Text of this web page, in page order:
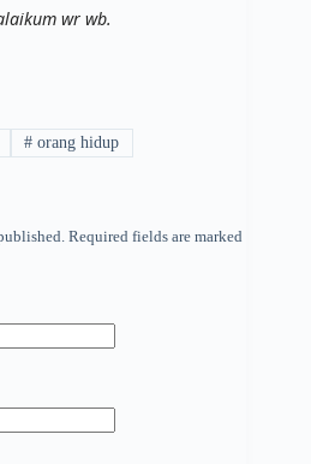
wr wb.
# orang hidup
Required fields are marked